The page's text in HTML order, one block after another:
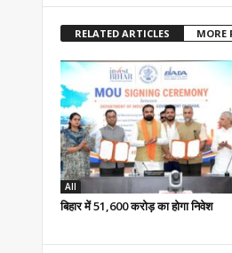
RELATED ARTICLES MORE
All
बिहार में 51,600 करोड़ का होगा निवेश